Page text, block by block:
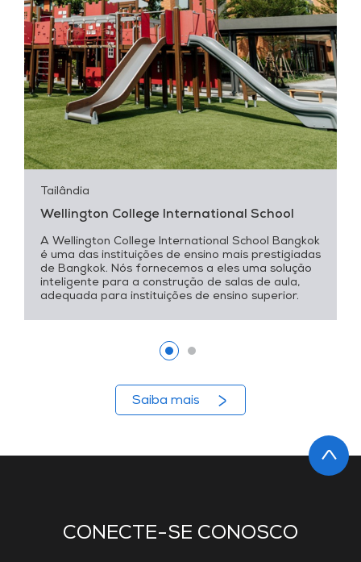
Tailândia
Wellington College International School
A Wellington College International School Bangkok
é uma das instituições de ensino mais prestigiadas
de Bangkok. Nós fornecemos a eles uma solução
inteligente para a construção de salas de aula,
adequada para instituições de ensino superior.
Saiba mais
CONECTE-SE CONOSCO